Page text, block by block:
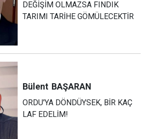
DEĞİŞİM OLMAZSA FINDIK
TARIMI TARİHE GÖMÜLECEKTİR
Bülent BAŞARAN
ORDU'YA DÖNDÜYSEK, BİR KAÇ
LAF EDELİM!